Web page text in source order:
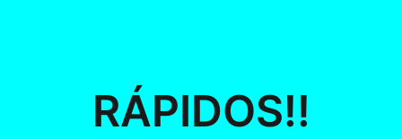
RÁPIDOS!!